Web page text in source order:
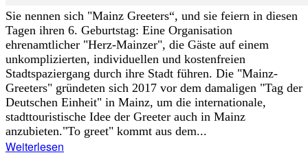
Sie nennen sich "Mainz Greeters“, und sie feiern in diesen
Tagen ihren 6. Geburtstag: Eine Organisation
ehrenamtlicher "Herz-Mainzer", die Gäste auf einem
unkomplizierten, individuellen und kostenfreien
Stadtspaziergang durch ihre Stadt führen. Die "Mainz-
Greeters" gründeten sich 2017 vor dem damaligen "Tag der
Deutschen Einheit" in Mainz, um die internationale,
stadttouristische Idee der Greeter auch in Mainz
anzubieten."To greet" kommt aus dem...
Weiterlesen